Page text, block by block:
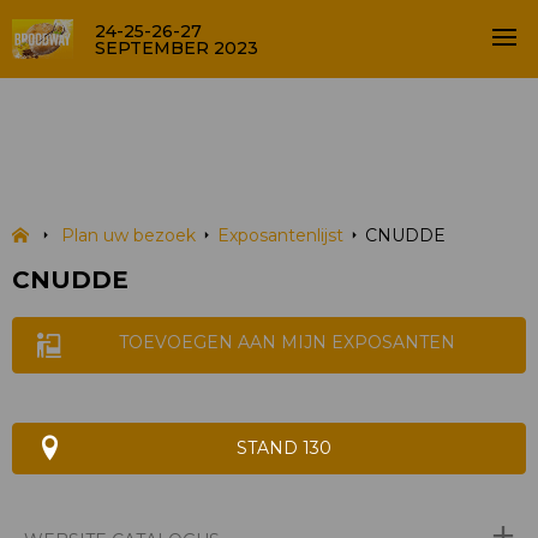
24-25-26-27
SEPTEMBER 2023
Plan uw bezoek Exposantenlijst CNUDDE
CNUDDE
TOEVOEGEN AAN MIJN EXPOSANTEN
STAND 130